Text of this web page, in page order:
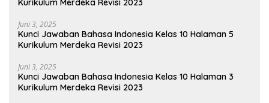
Juni 3, 2025
Kunci Jawaban Bahasa Indonesia Kelas 10 Halaman 5
Kurikulum Merdeka Revisi 2023
Juni 3, 2025
Kunci Jawaban Bahasa Indonesia Kelas 10 Halaman 3
Kurikulum Merdeka Revisi 2023